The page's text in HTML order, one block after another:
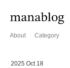
About Category
2025 Oct 18